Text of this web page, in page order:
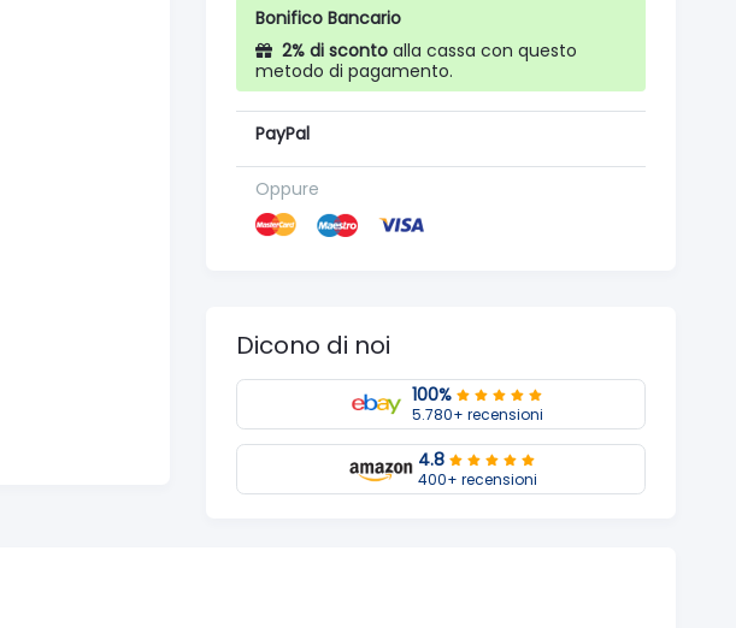
Bonifico Bancario
2% di sconto alla cassa con questo
metodo di pagamento.
PayPal
Oppure
Dicono di noi
100%
5.780+ recensioni
4.8
400+ recensioni